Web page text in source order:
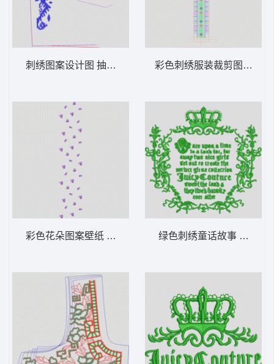
刺绣图案设计图 抽象条
彩色花朵图案壁纸 匹绣小花
彩色刺绣服装裁剪图 十字
绿色刺绣童话故事 字母抽